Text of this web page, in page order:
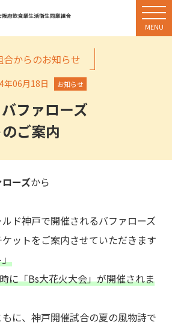
合からのお知らせ
年06月18日 お知らせ
ファローズ
ご案内
ーズから
ド神戸で開催されるバファローズ
ットをご案内させていただきます
に「Bs大花火大会」が開催されま
に、神戸開催試合の夏の風物詩で